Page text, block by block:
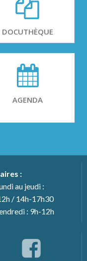
DOCUTHÈQUE
AGENDA
:
au jeudi :
/ 14h-17h30
: 9h-12h